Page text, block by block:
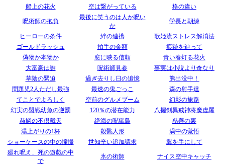
船上の花火
空は繋がっている 格の違い
呪術師の抱負
最後に笑うのは人か呪い
か
学長と朝練
ヒーローの条件 絆の連携
歌姫流ストレス解消法
ゴールドラッシュ
拍手の金額
痕跡を辿って
偽物か本物か
窓に映る信頼
青い春灯る花火
大富豪は誰
呪術師見参
事実は小説より奇なり
草陰の緊迫
過ぎ去りし日の追憶
熊出没中！
問題児2人ただし最強
最速の鬼ごっこ
森の射手達
てことでよろしく
空前のグルメブーム
幻影の旅路
幻実の盟戦幼魚の逆罰
120％の潜在能力
八握剣異戒神将魔虚羅
赫鱗の不倶戴天
絶海の呪獄島
慈善の裏
湯上がりの1杯
殺戮人形
渦中の覚悟
ショーケースの中の憧憬
世知辛い追加請求
翼を手にして
廻れ呪え、死の遊戯の中
で
氷の術師 ナイス空中キャッチ